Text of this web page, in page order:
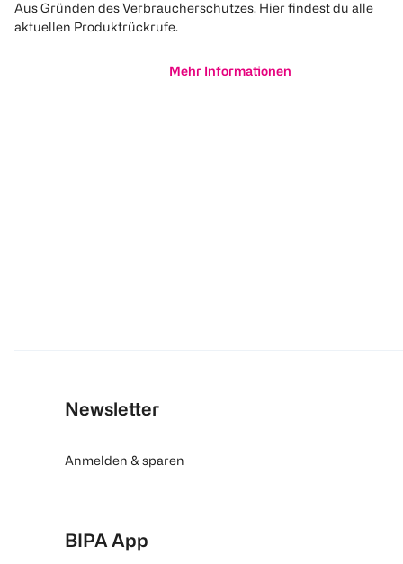
Aus Gründen des Verbraucherschutzes. Hier findest du alle
aktuellen Produktrückrufe.
Mehr Informationen
Newsletter
Anmelden & sparen
BIPA App